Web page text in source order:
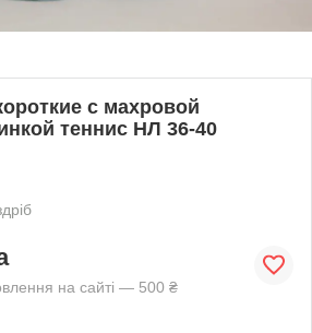
с махровой
теннис НЛ 36-40
на сайті — 500 ₴